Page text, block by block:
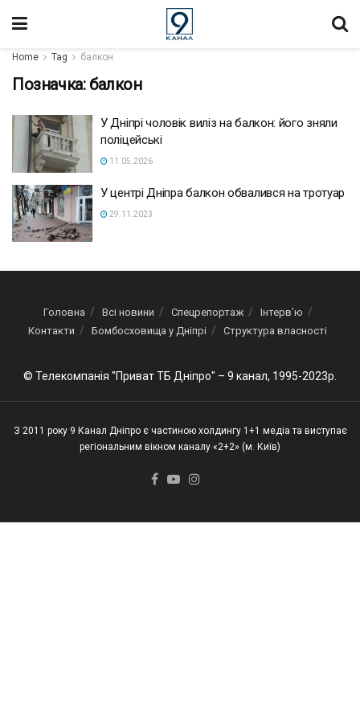
Home Tag балкон
Позначка: балкон
У Дніпрі чоловік виліз на балкон: його зняли
поліцейські
11.05.2026
У центрі Дніпра балкон обвалився на тротуар
29.11.2023
Головна Всі новини Спецрепортаж
Інтерв’ю
Контакти
Бомбосховища у Дніпрі Структура власності
© Телекомпанія "Приват ТБ Дніпро" – 9 канал, 1995-2023р.
З 2011 року 9 Канал Дніпро є частиною холдингу 1+1 медіа та виступає
регіональним вікном каналу «2+2» (м. Київ)